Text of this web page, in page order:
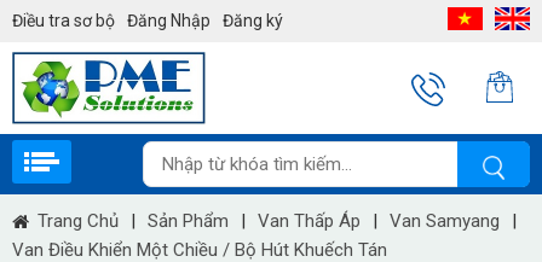
Điều tra sơ bộ Đăng Nhập Đăng ký
Trang Chủ | Sản Phẩm | Van Thấp Áp | Van Samyang
|
Van Điều Khiển Một Chiều / Bộ Hút Khuếch Tán